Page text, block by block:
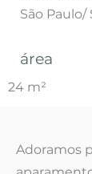
São Paulo/
área
24 m²
Adoramos